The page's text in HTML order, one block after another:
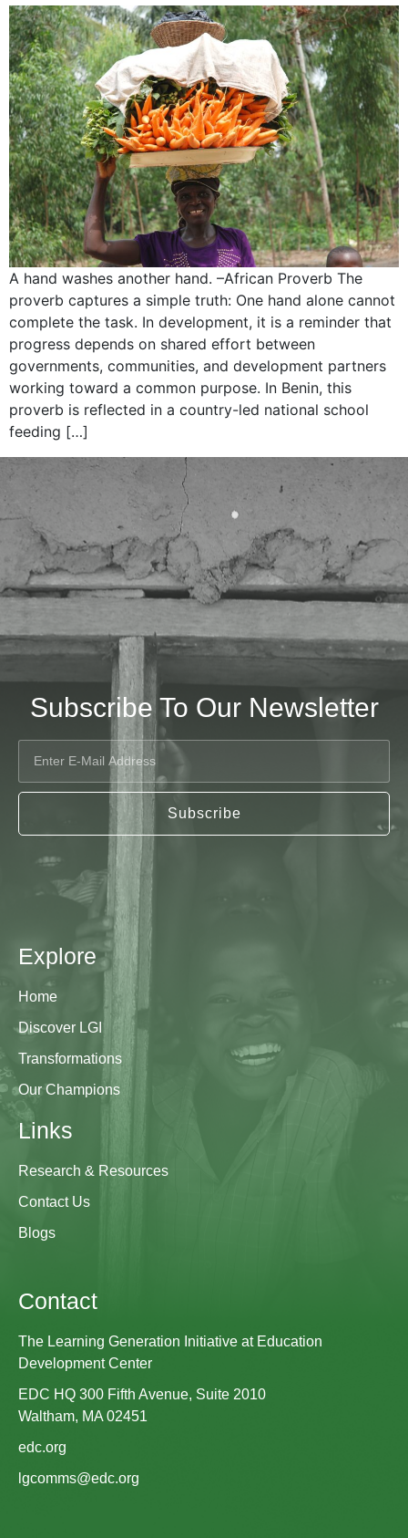
A hand washes another hand. –African Proverb The
proverb captures a simple truth: One hand alone cannot
complete the task. In development, it is a reminder that
progress depends on shared effort between
governments, communities, and development partners
working toward a common purpose. In Benin, this
proverb is reflected in a country-led national school
feeding […]
Subscribe To Our Newsletter
Subscribe
Explore
Home
Discover LGI
Transformations
Our Champions
Links
Research & Resources
Contact Us
Blogs
Contact
The Learning Generation Initiative at Education
Development Center
EDC HQ 300 Fifth Avenue, Suite 2010
Waltham, MA 02451
edc.org
lgcomms@edc.org